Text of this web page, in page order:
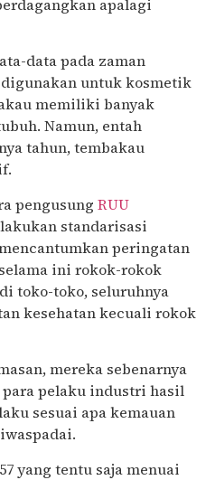
apalagi
data pada zaman
untuk kosmetik
memiliki banyak
Namun, entah
tahun, tembakau
pengusung RUU
standarisasi
peringatan
ini rokok-rokok
toko-toko, seluruhnya
kesehatan kecuali rokok
mereka sebenarnya
pelaku industri hasil
sesuai apa kemauan
yang tentu saja menuai